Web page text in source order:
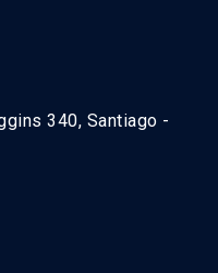
340, Santiago -